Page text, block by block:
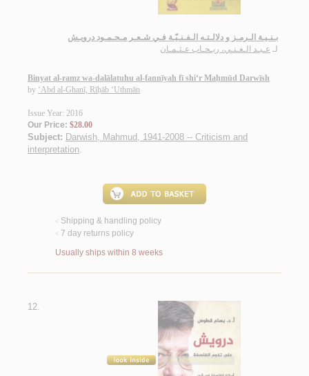
بـنـيـة الـرمـز و دلالـتـه الـفـنـيّـة فـي شـعـر مـحـمـود درويـش
لـ عـبـد الـغـنـي، ريـحـاب عـثـمـان
Binyat al-ramz wa-dalālatuhu al-fannīyah fī shi‘r Maḥmūd Darwīsh
by ‘Abd al-Ghanī, Rīḥāb ‘Uthmān
Issue Year: 2016
Our Price: $28.00
Subject: Darwish, Mahmud, 1941-2008 -- Criticism and
interpretation.
< Shipping & handling policy
< 7 day returns policy
Usually ships within 8 weeks
12.